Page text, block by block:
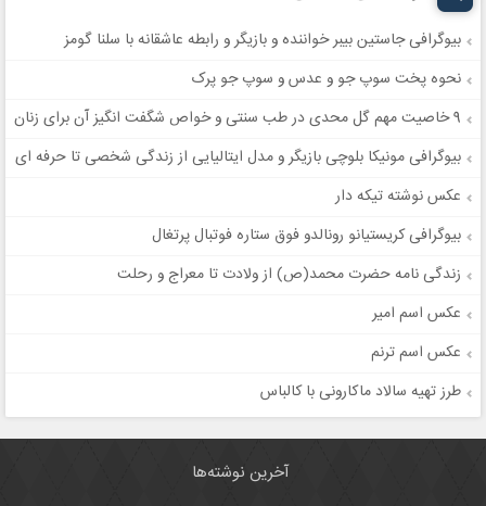
بیوگرافی جاستین بیبر خواننده و بازیگر و رابطه عاشقانه با سلنا گومز
نحوه پخت سوپ جو و عدس و سوپ جو پرک
9 خاصیت مهم گل محدی در طب سنتی و خواص شگفت انگیز آن برای زنان
بیوگرافی مونیکا بلوچی بازیگر و مدل ایتالیایی از زندگی شخصی تا حرفه ای
عکس نوشته تیکه دار
بیوگرافی کریستیانو رونالدو فوق ستاره فوتبال پرتغال
زندگی نامه حضرت محمد(ص) از ولادت تا معراج و رحلت
عکس اسم امیر
عکس اسم ترنم
طرز تهیه سالاد ماکارونی با کالباس
آخرین نوشته‌ها